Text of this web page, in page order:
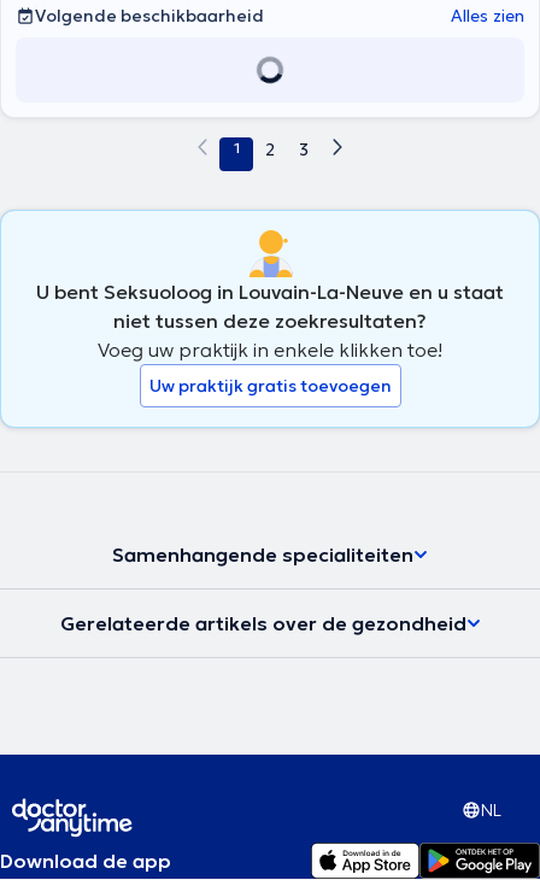
Volgende beschikbaarheid Alles zien
1 2 3
U bent Seksuoloog in Louvain-La-Neuve en u staat
niet tussen deze zoekresultaten?
Voeg uw praktijk in enkele klikken toe!
Uw praktijk gratis toevoegen
Samenhangende specialiteiten
Gerelateerde artikels over de gezondheid
NL
Download de app